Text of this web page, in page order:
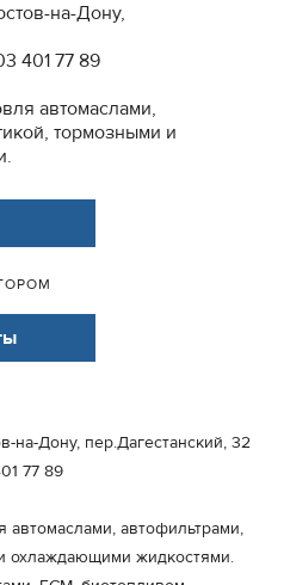
на-Дону,
401 77 89
автомаслами,
тормозными и
на-Дону, пер.Дагестанский, 32
77 89
автомаслами, автофильтрами,
охлаждающими жидкостями.